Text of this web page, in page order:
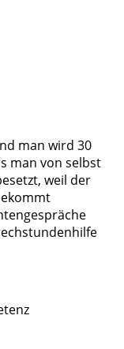
man wird 30
man von selbst
weil der